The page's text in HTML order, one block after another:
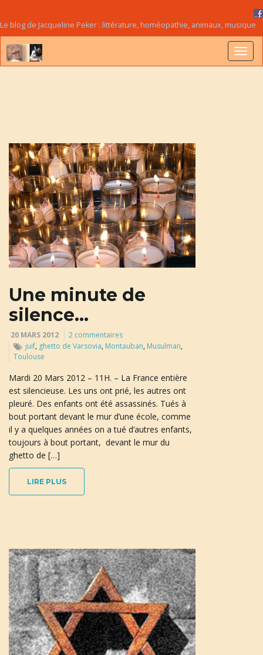
Le blog de Jacqueline Peker : littérature, homéopathie, animaux, musique
Une minute de
silence…
20 MARS 2012
2 commentaires
juif, ghetto de Varsovia, Montauban, Musulman,
Toulouse
Mardi 20 Mars 2012 – 11H. – La France entière
est silencieuse. Les uns ont prié, les autres ont
pleuré. Des enfants ont été assassinés. Tués à
bout portant devant le mur d’une école, comme
il y a quelques années on a tué d’autres enfants,
toujours à bout portant, devant le mur du
ghetto de […]
LIRE PLUS